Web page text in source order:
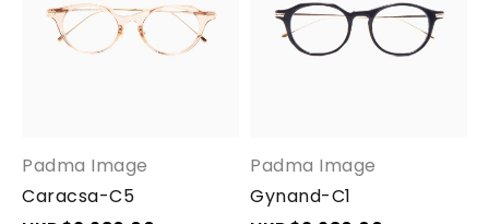
Padma Image
Caracsa-C5
Padma Image
Gynand-C1